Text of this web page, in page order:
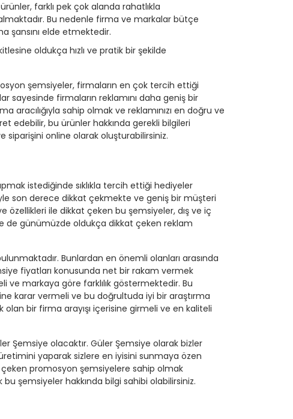
farklı pek çok alanda rahatlıkla
Bu nedenle firma ve markalar bütçe
şansını elde etmektedir.
oldukça hızlı ve pratik bir şekilde
şemsiyeler, firmaların en çok tercih ettiği
sayesinde firmaların reklamını daha geniş bir
sahip olmak ve reklamınızı en doğru ve
edebilir, bu ürünler hakkında gerekli bilgileri
online olarak oluşturabilirsiniz.
istediğinde sıklıkla tercih ettiği hediyeler
son derece dikkat çekmekte ve geniş bir müşteri
özellikleri ile dikkat çeken bu şemsiyeler, dış ve iç
de günümüzde oldukça dikkat çeken reklam
Bunlardan en önemli olanları arasında
fiyatları konusunda net bir rakam vermek
ve markaya göre farklılık göstermektedir. Bu
karar vermeli ve bu doğrultuda iyi bir araştırma
bir firma arayışı içerisine girmeli ve en kaliteli
Şemsiye olacaktır. Güler Şemsiye olarak bizler
yaparak sizlere en iyisini sunmaya özen
promosyon şemsiyelere sahip olmak
şemsiyeler hakkında bilgi sahibi olabilirsiniz.